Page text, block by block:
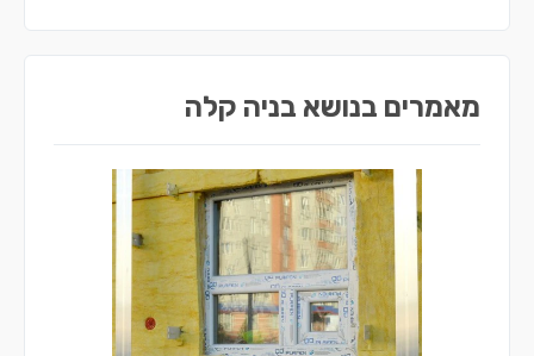
קבלני בניה קלה בדאלית אל-כרמל
קבלני בניה קלה ברכסים
קבלני בניה קלה בכפר יאסיף
קבלני בניה קלה בחצור הגלילית
מאמרים בנושא בניה קלה